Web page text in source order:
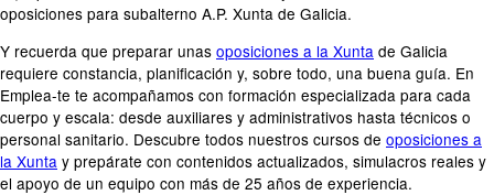
oposiciones para subalterno A.P. Xunta de Galicia.
Y recuerda que preparar unas oposiciones a la Xunta de Galicia
requiere constancia, planificación y, sobre todo, una buena guía. En
Emplea-te te acompañamos con formación especializada para cada
cuerpo y escala: desde auxiliares y administrativos hasta técnicos o
personal sanitario. Descubre todos nuestros cursos de oposiciones a
la Xunta y prepárate con contenidos actualizados, simulacros reales y
el apoyo de un equipo con más de 25 años de experiencia.